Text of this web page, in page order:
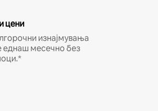
цени
изнајмувања
еднаш месечно без